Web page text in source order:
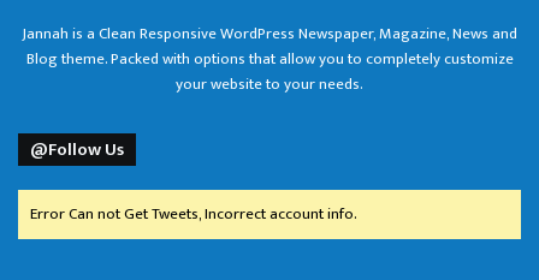
Jannah is a Clean Responsive WordPress Newspaper, Magazine, News and
Blog theme. Packed with options that allow you to completely customize
your website to your needs.
@Follow Us
Error Can not Get Tweets, Incorrect account info.